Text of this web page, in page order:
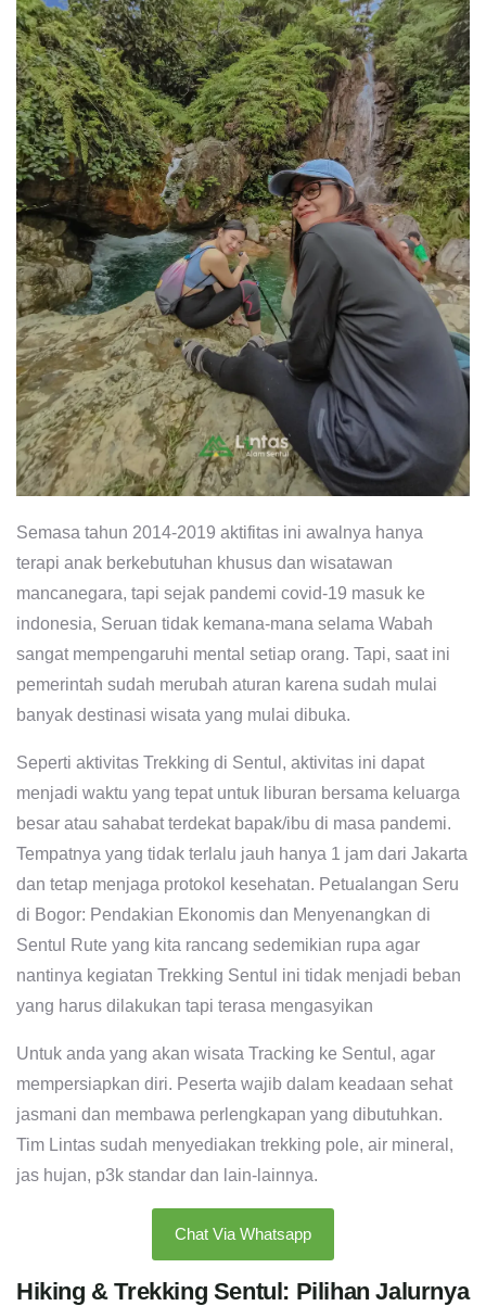
Semasa tahun 2014-2019 aktifitas ini awalnya hanya
terapi anak berkebutuhan khusus dan wisatawan
mancanegara, tapi sejak pandemi covid-19 masuk ke
indonesia, Seruan tidak kemana-mana selama Wabah
sangat mempengaruhi mental setiap orang. Tapi, saat ini
pemerintah sudah merubah aturan karena sudah mulai
banyak destinasi wisata yang mulai dibuka.
Seperti aktivitas Trekking di Sentul, aktivitas ini dapat
menjadi waktu yang tepat untuk liburan bersama keluarga
besar atau sahabat terdekat bapak/ibu di masa pandemi.
Tempatnya yang tidak terlalu jauh hanya 1 jam dari Jakarta
dan tetap menjaga protokol kesehatan. Petualangan Seru
di Bogor: Pendakian Ekonomis dan Menyenangkan di
Sentul Rute yang kita rancang sedemikian rupa agar
nantinya kegiatan Trekking Sentul ini tidak menjadi beban
yang harus dilakukan tapi terasa mengasyikan
Untuk anda yang akan wisata Tracking ke Sentul, agar
mempersiapkan diri. Peserta wajib dalam keadaan sehat
jasmani dan membawa perlengkapan yang dibutuhkan.
Tim Lintas sudah menyediakan trekking pole, air mineral,
jas hujan, p3k standar dan lain-lainnya.
Chat Via Whatsapp
Hiking & Trekking Sentul: Pilihan Jalurnya